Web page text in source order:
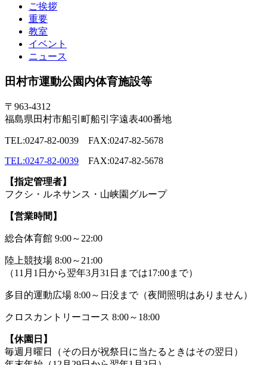
ご挨拶
重要
教室
イベント
ニュース
田村市運動公園内体育施設等
〒963-4312
福島県田村市船引町船引字遠表400番地
TEL:0247-82-0039 FAX:0247-82-5678
TEL:0247-82-0039 FAX:0247-82-5678
【指定管理者】
フクシ・ルネサンス・山峡園グループ
【営業時間】
総合体育館 9:00～22:00
陸上競技場 8:00～21:00
（11月1日から翌年3月31日までは17:00まで）
多目的運動広場 8:00～日没まで（夜間照明はありません）
クロスカントリーコース 8:00～18:00
【休園日】
毎週月曜日（その日が祝祭日に当たるときはその翌日）